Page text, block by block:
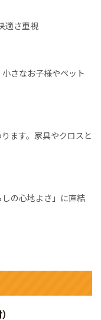
適さ重視
さなお子様やペット
ます。家具やクロスと
の心地よさ」に直結